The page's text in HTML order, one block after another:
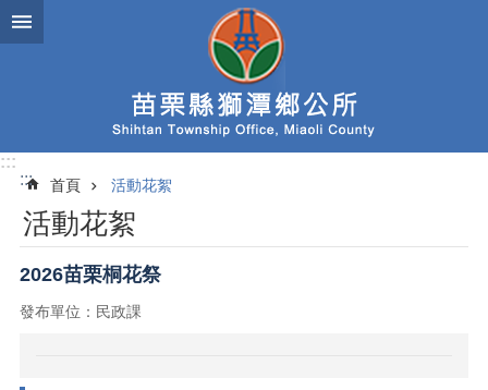
跳到主要內容區塊
:::
:::
首頁 活動花絮
活動花絮
2026苗栗桐花祭
發布單位：民政課